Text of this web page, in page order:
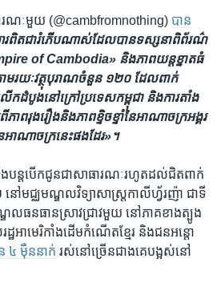
ណៈមួយ (@cambfromnothing) បាន​
ារ​ពិតជា​រំភើបណាស់​ដែល​បាន​ទស្សនា​ពិព័រណ៌
of Cambodia» និង​ភាពយន្ត​ខ្នាតធំ
រយៈ​វត្ថុបុរាណ​ចំនួន ១២០ ដែល​ពាក់
ក​ដំបូង​នៅ​ក្រៅ​ប្រទេស​កម្ពុជា និង​ការ​តាំង​
ព​រុង​រឿង​និង​ភាព​ខ្ទិចខ្ទាំ​នៃ​អាណាចក្រ​អង្គរ
ាណាចក្រ​នេះ​ផងដែរ»។
ន្ត​បើក​ជូន​ជា​សាធារណៈ​រហូត​ដល់​ជិត​ពាក់​
ៅ​មជ្ឈមណ្ឌល​វិទ្យាសាស្ត្រ​កាលីហ្វ័រញ៉ា ជា​ទី
ល​ធនធាន​ស្រាវជ្រាវ​មួយ​ នៅភាគខាងត្បូង​
ឋ​អាមេរិកាំង​ដើម​កំណើត​ខ្មែរ និង​ជន​អន្តោ
៤ ម៉ឺន​នាក់ រស់នៅ​ច្រើន​ជាង​គេ​បង្អស់​នៅ​